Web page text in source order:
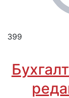
399